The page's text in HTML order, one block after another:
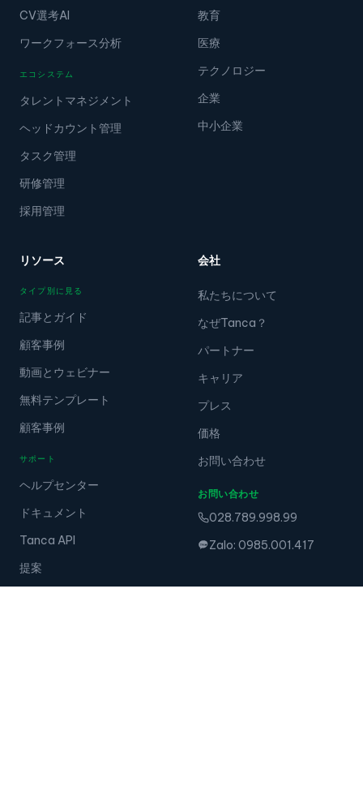
CV選考AI
ワークフォース分析
エコシステム
タレントマネジメント
ヘッドカウント管理
タスク管理
研修管理
採用管理
教育
医療
テクノロジー
企業
中小企業
リソース
タイプ別に見る
記事とガイド
顧客事例
動画とウェビナー
無料テンプレート
顧客事例
サポート
ヘルプセンター
ドキュメント
Tanca API
提案
会社
私たちについて
なぜTanca？
パートナー
キャリア
プレス
価格
お問い合わせ
お問い合わせ
028.789.998.99
Zalo: 0985.001.417